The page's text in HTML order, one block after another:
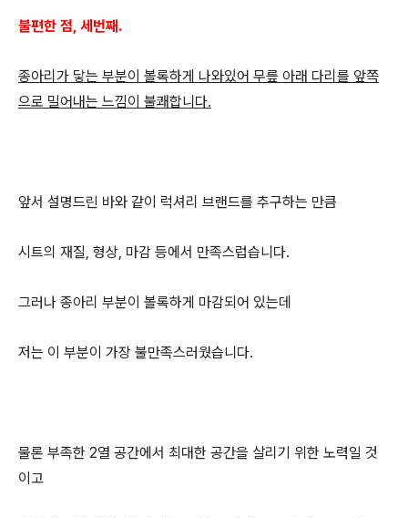
불편한 점, 세 번째.
종아리가 닿는 부분이 볼록하게 나와있어 무릎 아래 다리를 앞쪽
으로 밀어내는 느낌이 불쾌합니다.
앞서 설명드린 바와 같이 럭셔리 브랜드를 추구하는 만큼
시트의 재질, 형상, 마감 등에서 만족스럽습니다.
그러나 종아리 부분이 볼록하게 마감되어 있는데
저는 이 부분이 가장 불만족스러웠습니다.
물론 부족한 2열 공간에서 최대한 공간을 살리기 위한 노력일 것
이고